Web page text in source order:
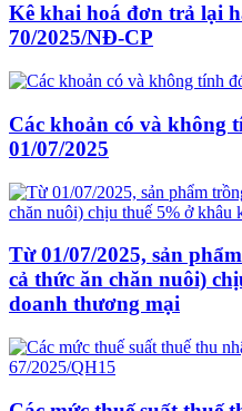
Kê khai hoá đơn trả lại
70/2025/NĐ-CP
Các khoản có và không
01/07/2025
Từ 01/07/2025, sản
cả thức ăn chăn nuôi)
doanh thương mại